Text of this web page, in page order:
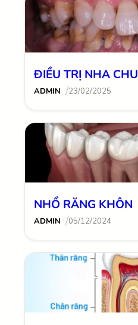
ĐIỀU TRỊ NHA CHU
ADMIN /23/02/2025
NHỔ RĂNG KHÔN
ADMIN /05/12/2024